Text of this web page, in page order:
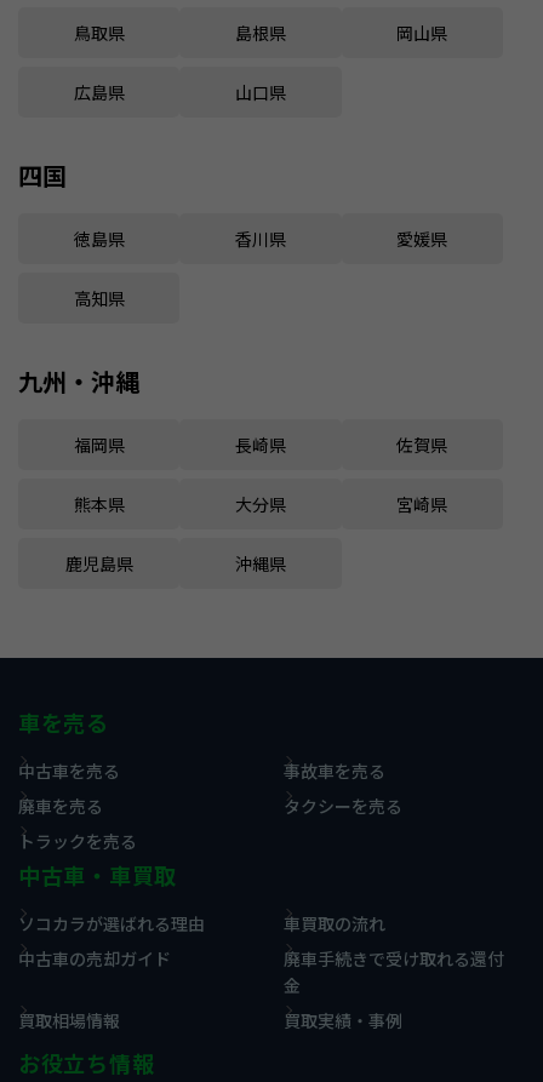
鳥取県 島根県 岡山県
広島県 山口県
四国
徳島県 香川県 愛媛県
高知県
九州・沖縄
福岡県 長崎県 佐賀県
熊本県 大分県 宮崎県
鹿児島県 沖縄県
車を売る
中古車を売る
事故車を売る
廃車を売る
タクシーを売る
トラックを売る
中古車・車買取
ソコカラが選ばれる理由
車買取の流れ
中古車の売却ガイド
廃車手続きで受け取れる還付
金
買取相場情報
買取実績・事例
お役立ち情報